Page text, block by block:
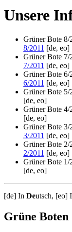
Unsere
Grüner Bote 8/
8/2011 [de, eo]
Grüner Bote 7/
7/2011 [de, eo]
Grüner Bote 6/
6/2011 [de, eo]
Grüner Bote 5/
[de, eo]
Grüner Bote 4/
[de, eo]
Grüner Bote 3/
3/2011 [de, eo]
Grüner Bote 2/
2/2011 [de, eo]
Grüner Bote 1/
[de, eo]
[de] In Deutsch, [eo]
Grüne Boten